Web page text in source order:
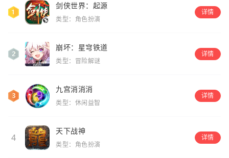
剑侠世界：起源
类型：角色扮演
详情
崩坏：星穹铁道
类型：冒险解谜
详情
九宫消消消
类型：休闲益智
详情
4
天下战神
类型：角色扮演
详情